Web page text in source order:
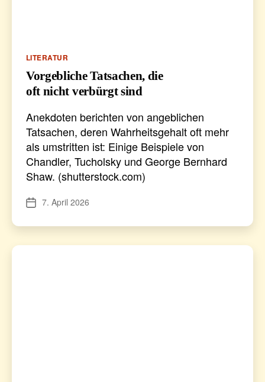
Kategorien
LITERATUR
Vorgebliche Tatsachen, die
oft nicht verbürgt sind
Anekdoten berichten von angeblichen
Tatsachen, deren Wahrheitsgehalt oft mehr
als umstritten ist: Einige Beispiele von
Chandler, Tucholsky und George Bernhard
Shaw. (shutterstock.com)
Veröffentlichungsdatum
7. April 2026